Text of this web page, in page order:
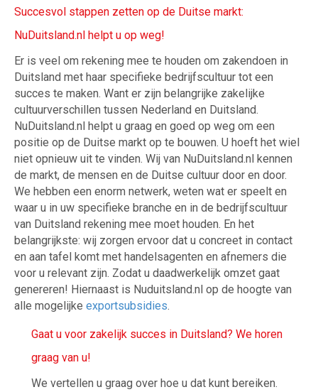
Succesvol stappen zetten op de Duitse markt:
NuDuitsland.nl helpt u op weg!
Er is veel om rekening mee te houden om zakendoen in
Duitsland met haar specifieke bedrijfscultuur tot een
succes te maken. Want er zijn belangrijke zakelijke
cultuurverschillen tussen Nederland en Duitsland.
NuDuitsland.nl helpt u graag en goed op weg om een
positie op de Duitse markt op te bouwen. U hoeft het wiel
niet opnieuw uit te vinden. Wij van NuDuitsland.nl kennen
de markt, de mensen en de Duitse cultuur door en door.
We hebben een enorm netwerk, weten wat er speelt en
waar u in uw specifieke branche en in de bedrijfscultuur
van Duitsland rekening mee moet houden. En het
belangrijkste: wij zorgen ervoor dat u concreet in contact
en aan tafel komt met handelsagenten en afnemers die
voor u relevant zijn. Zodat u daadwerkelijk omzet gaat
genereren! Hiernaast is Nuduitsland.nl op de hoogte van
alle mogelijke exportsubsidies.
Gaat u voor zakelijk succes in Duitsland? We horen
graag van u!
We vertellen u graag over hoe u dat kunt bereiken.